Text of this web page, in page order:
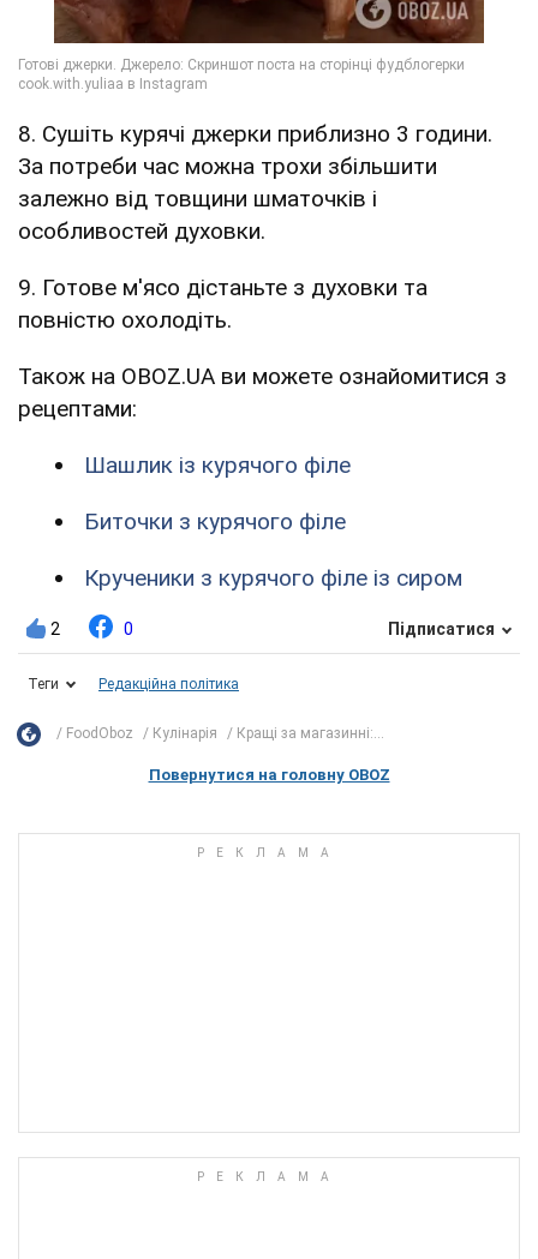
8. Сушіть курячі джерки приблизно 3 години.
За потреби час можна трохи збільшити
залежно від товщини шматочків і
особливостей духовки.
9. Готове м'ясо дістаньте з духовки та
повністю охолодіть.
Також на OBOZ.UA ви можете ознайомитися з
рецептами:
Шашлик із курячого філе
Биточки з курячого філе
Крученики з курячого філе із сиром
2 0 Підписатися
Теги Редакційна політика
FoodOboz Кулінарія Кращі за магазинні:...
Повернутися на головну OBOZ